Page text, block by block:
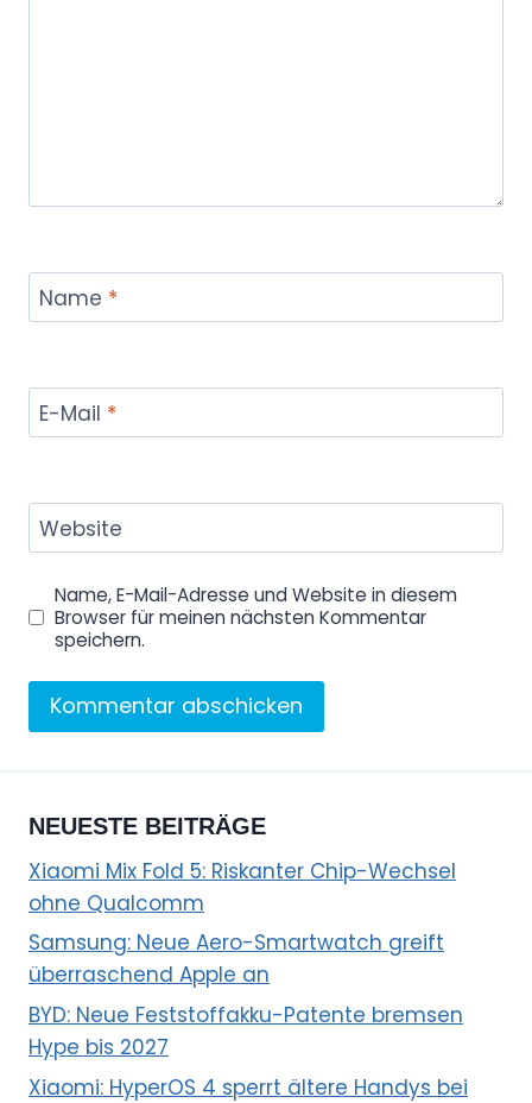
Name *
E-Mail *
Website
Name, E-Mail-Adresse und Website in diesem
Browser für meinen nächsten Kommentar
speichern.
NEUESTE BEITRÄGE
Xiaomi Mix Fold 5: Riskanter Chip-Wechsel
ohne Qualcomm
Samsung: Neue Aero-Smartwatch greift
überraschend Apple an
BYD: Neue Feststoffakku-Patente bremsen
Hype bis 2027
Xiaomi: HyperOS 4 sperrt ältere Handys bei